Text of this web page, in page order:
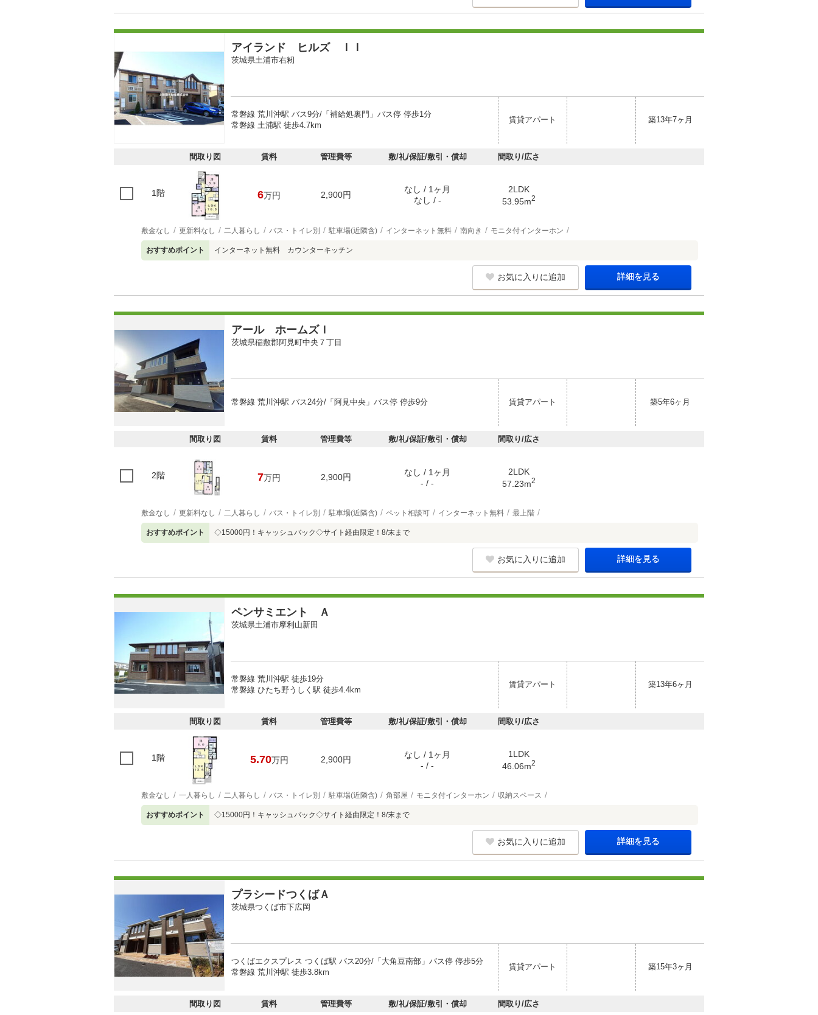
アイランド ヒルズ ＩＩ
茨城県土浦市右籾
常磐線 荒川沖駅 バス9分/「補給処裏門」バス停 停歩1分
常磐線 土浦駅 徒歩4.7km
賃貸アパート 築13年7ヶ月
間取り図 賃料 管理費等 敷/礼/保証/敷引・償却 間取り/広さ
1階 6万円 2,900円
なし / 1ヶ月
なし / -
2LDK
53.95m2
敷金なし 更新料なし 二人暮らし バス・トイレ別 駐車場(近隣含) インターネット無料 南向き モニタ付インターホン
おすすめポイント インターネット無料 カウンターキッチン
お気に入りに追加 詳細を見る
アール ホームズＩ
茨城県稲敷郡阿見町中央７丁目
常磐線 荒川沖駅 バス24分/「阿見中央」バス停 停歩9分 賃貸アパート 築5年6ヶ月
間取り図 賃料 管理費等 敷/礼/保証/敷引・償却 間取り/広さ
2階 7万円 2,900円
なし / 1ヶ月
- / -
2LDK
57.23m2
敷金なし 更新料なし 二人暮らし バス・トイレ別 駐車場(近隣含) ペット相談可 インターネット無料 最上階
おすすめポイント ◇15000円！キャッシュバック◇サイト経由限定！8/末まで
お気に入りに追加 詳細を見る
ペンサミエント Ａ
茨城県土浦市摩利山新田
常磐線 荒川沖駅 徒歩19分
常磐線 ひたち野うしく駅 徒歩4.4km
賃貸アパート 築13年6ヶ月
間取り図 賃料 管理費等 敷/礼/保証/敷引・償却 間取り/広さ
1階 5.70万円 2,900円
なし / 1ヶ月
- / -
1LDK
46.06m2
敷金なし 一人暮らし 二人暮らし バス・トイレ別 駐車場(近隣含) 角部屋 モニタ付インターホン 収納スペース
おすすめポイント ◇15000円！キャッシュバック◇サイト経由限定！8/末まで
お気に入りに追加 詳細を見る
プラシードつくばＡ
茨城県つくば市下広岡
つくばエクスプレス つくば駅 バス20分/「大角豆南部」バス停 停歩5分
常磐線 荒川沖駅 徒歩3.8km
賃貸アパート 築15年3ヶ月
間取り図 賃料 管理費等 敷/礼/保証/敷引・償却 間取り/広さ